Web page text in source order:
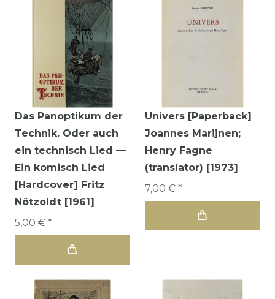
Das Panoptikum der
Technik. Oder auch
ein technisch Lied —
Ein komisch Lied
[Hardcover] Fritz
Nötzoldt [1961]
5,00 € *
Univers [Paperback]
Joannes Marijnen;
Henry Fagne
(translator) [1973]
7,00 € *